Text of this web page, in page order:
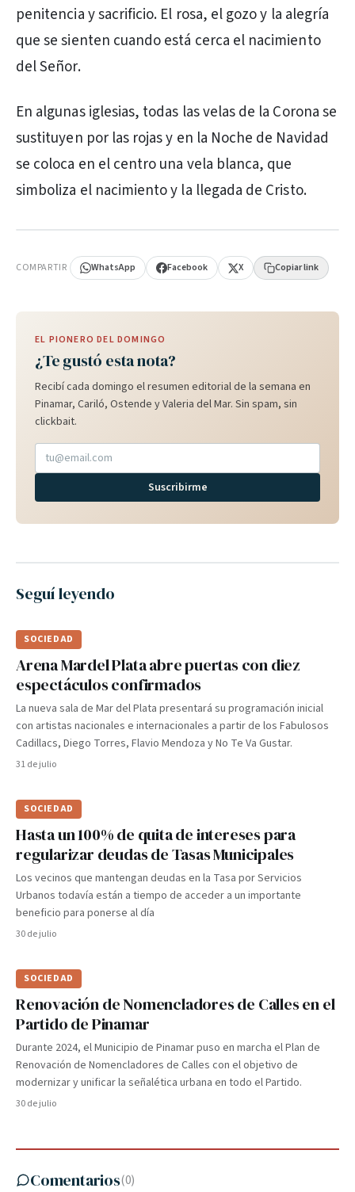
penitencia y sacrificio. El rosa, el gozo y la alegría
que se sienten cuando está cerca el nacimiento
del Señor.
En algunas iglesias, todas las velas de la Corona se
sustituyen por las rojas y en la Noche de Navidad
se coloca en el centro una vela blanca, que
simboliza el nacimiento y la llegada de Cristo.
COMPARTIR WhatsApp Facebook X Copiar link
EL PIONERO DEL DOMINGO
¿Te gustó esta nota?
Recibí cada domingo el resumen editorial de la semana en
Pinamar, Cariló, Ostende y Valeria del Mar. Sin spam, sin
clickbait.
Suscribirme
Seguí leyendo
SOCIEDAD
Arena Mardel Plata abre puertas con diez
espectáculos confirmados
La nueva sala de Mar del Plata presentará su programación inicial
con artistas nacionales e internacionales a partir de los Fabulosos
Cadillacs, Diego Torres, Flavio Mendoza y No Te Va Gustar.
31 de julio
SOCIEDAD
Hasta un 100% de quita de intereses para
regularizar deudas de Tasas Municipales
Los vecinos que mantengan deudas en la Tasa por Servicios
Urbanos todavía están a tiempo de acceder a un importante
beneficio para ponerse al día
30 de julio
SOCIEDAD
Renovación de Nomencladores de Calles en el
Partido de Pinamar
Durante 2024, el Municipio de Pinamar puso en marcha el Plan de
Renovación de Nomencladores de Calles con el objetivo de
modernizar y unificar la señalética urbana en todo el Partido.
30 de julio
Comentarios(0)